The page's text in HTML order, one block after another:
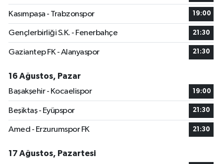
Kasımpaşa - Trabzonspor 19:00
Gençlerbirliği S.K. - Fenerbahçe 21:30
Gaziantep FK - Alanyaspor 21:30
16 Ağustos, Pazar
Başakşehir - Kocaelispor
19:00
Beşiktaş - Eyüpspor 21:30
Amed - Erzurumspor FK 21:30
17 Ağustos, Pazartesi